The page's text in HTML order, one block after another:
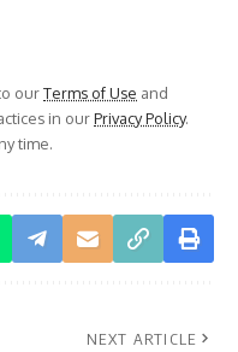
ourTerms of Use and
in ourPrivacy Policy.
time.
NEXT ARTICLE